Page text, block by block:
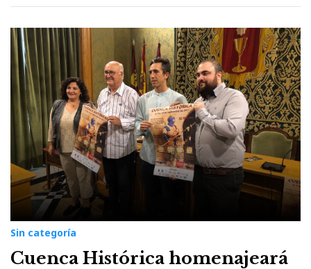
Sin categoría
Cuenca Histórica homenajeará